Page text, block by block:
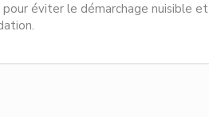
éviter le démarchage nuisible et